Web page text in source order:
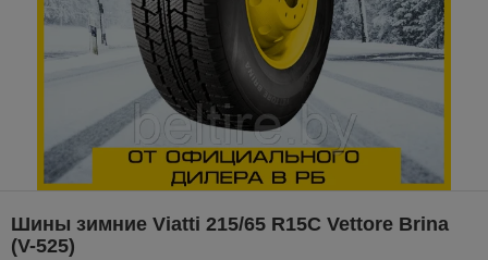
Шины зимние Viatti 215/65 R15C Vettore Brina
(V-525)